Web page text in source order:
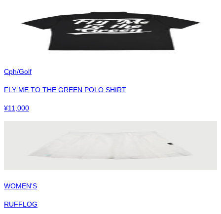
Cph/Golf
FLY ME TO THE GREEN POLO SHIRT
¥11,000
WOMEN'S
RUFFLOG